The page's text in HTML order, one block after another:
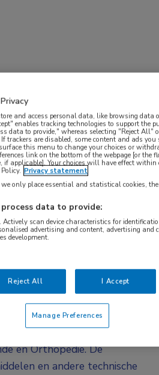
gestart als hoogleraar
bij het
Centrum Groningen.
op het begrijpen van de
en neuromusculaire
normale en gestoorde
en evalueren van
en diagnostische
met
Om
onderzoek verder
praktijk zal Houdijk
meer de afdelingen
en Orthopedie. De
en andere technische
and access personal data, like browsing data
enables tracking technologies to support the
data to provide," whereas selecting "Reject
trackers are disabled, some content and ads you
this menu to change your choices or
link on the bottom of the webpage [or the
if applicable]. Your choices will have effect within
Privacy statement
only place essential and statistical cookies,
data to provide:
Actively scan device characteristics for
advertising and content, advertising and
development.
Reject All I Accept
Manage Preferences